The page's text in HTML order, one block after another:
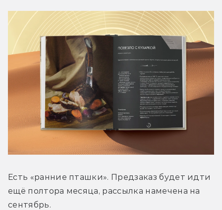
Есть «ранние пташки». Предзаказ будет идти
ещё полтора месяца, рассылка намечена на
сентябрь.